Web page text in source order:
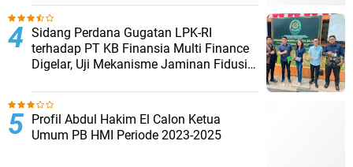
Sidang Perdana Gugatan LPK-RI
terhadap PT KB Finansia Multi Finance
Digelar, Uji Mekanisme Jaminan Fidusia
Profil Abdul Hakim El Calon Ketua
Umum PB HMI Periode 2023-2025